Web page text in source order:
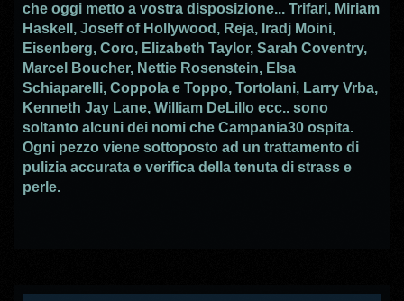
che oggi metto a vostra disposizione... Trifari, Miriam
Haskell, Joseff of Hollywood, Reja, Iradj Moini,
Eisenberg, Coro, Elizabeth Taylor, Sarah Coventry,
Marcel Boucher, Nettie Rosenstein, Elsa
Schiaparelli, Coppola e Toppo, Tortolani, Larry Vrba,
Kenneth Jay Lane, William DeLillo ecc.. sono
soltanto alcuni dei nomi che Campania30 ospita.
Ogni pezzo viene sottoposto ad un trattamento di
pulizia accurata e verifica della tenuta di strass e
perle.